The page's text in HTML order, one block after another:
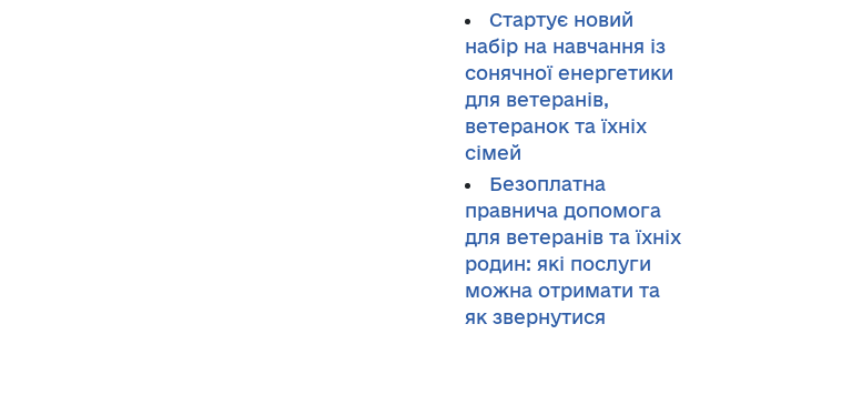
Стартує новий
набір на навчання із
сонячної енергетики
для ветеранів,
ветеранок та їхніх
сімей
Безоплатна
правнича допомога
для ветеранів та їхніх
родин: які послуги
можна отримати та
як звернутися